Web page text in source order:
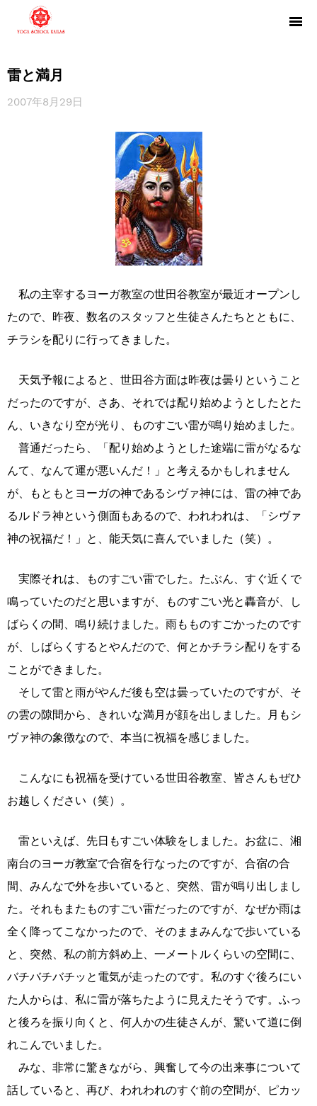
雷と満月
2007年8月29日
私の主宰するヨーガ教室の世田谷教室が最近オープンし
たので、昨夜、数名のスタッフと生徒さんたちとともに、
チラシを配りに行ってきました。
天気予報によると、世田谷方面は昨夜は曇りということ
だったのですが、さあ、それでは配り始めようとしたとた
ん、いきなり空が光り、ものすごい雷が鳴り始めました。
普通だったら、「配り始めようとした途端に雷がなるな
んて、なんて運が悪いんだ！」と考えるかもしれません
が、もともとヨーガの神であるシヴァ神には、雷の神であ
るルドラ神という側面もあるので、われわれは、「シヴァ
神の祝福だ！」と、能天気に喜んでいました（笑）。
実際それは、ものすごい雷でした。たぶん、すぐ近くで
鳴っていたのだと思いますが、ものすごい光と轟音が、し
ばらくの間、鳴り続けました。雨もものすごかったのです
が、しばらくするとやんだので、何とかチラシ配りをする
ことができました。
そして雷と雨がやんだ後も空は曇っていたのですが、そ
の雲の隙間から、きれいな満月が顔を出しました。月もシ
ヴァ神の象徴なので、本当に祝福を感じました。
こんなにも祝福を受けている世田谷教室、皆さんもぜひ
お越しください（笑）。
雷といえば、先日もすごい体験をしました。お盆に、湘
南台のヨーガ教室で合宿を行なったのですが、合宿の合
間、みんなで外を歩いていると、突然、雷が鳴り出しまし
た。それもまたものすごい雷だったのですが、なぜか雨は
全く降ってこなかったので、そのままみんなで歩いている
と、突然、私の前方斜め上、一メートルくらいの空間に、
バチバチバチッと電気が走ったのです。私のすぐ後ろにい
た人からは、私に雷が落ちたように見えたそうです。ふっ
と後ろを振り向くと、何人かの生徒さんが、驚いて道に倒
れこんでいました。
みな、非常に驚きながら、興奮して今の出来事について
話していると、再び、われわれのすぐ前の空間が、ピカッ